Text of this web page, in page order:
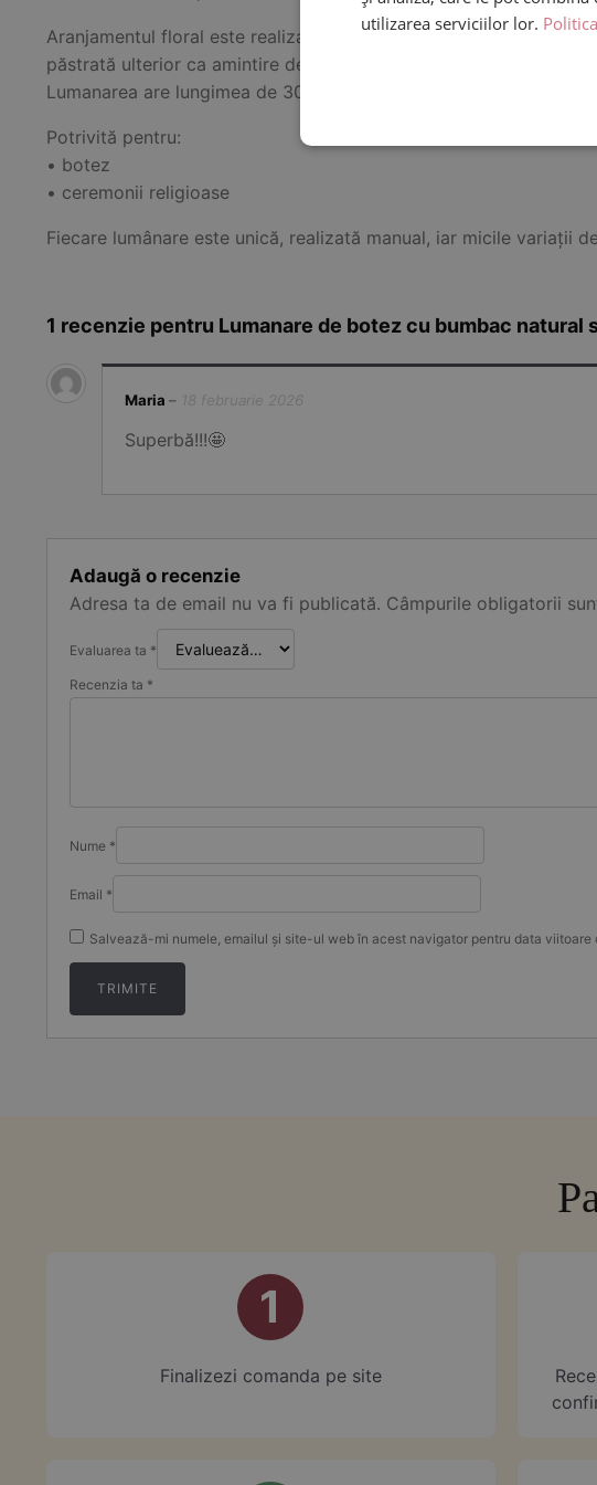
Aranjamentul floral este realizat cu grijă, folosind elemente
păstrată ulterior ca amintire de suflet sau obiect decorativ.
Lumanarea are lungimea de 30cm si diametru de 5.5 cm. Un
Potrivită pentru:
• botez
• ceremonii religioase
Fiecare lumânare este unică, realizată manual, iar micile variații
1 recenzie pentru Lumanare de botez cu bumbac natural
Maria – 18 februarie 2026
Superbă!!!🤩
Adaugă o recenzie
Adresa ta de email nu va fi publicată. Câmpurile obligatorii
Evaluarea ta *
Recenzia ta *
Nume *
Email *
Salvează-mi numele, emailul și site-ul web în acest navigator pentru data viitoare
1
Finalizezi comanda pe site
utilizarea serviciilor lor.